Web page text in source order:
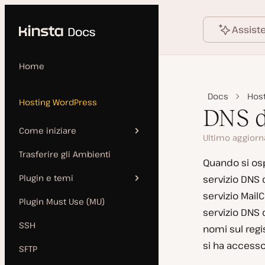
Home
Hosting WordPress
Come iniziare
Caratteristiche
Infrastruttura
Aggiungere un sito
Trasferire gli Ambienti
Plugin e temi
Plugin vietati e
incompatibili
Modalità di manutenzione
Plugin Must Use (MU)
SSH
SFTP
Docs
DNS
Ultimo
Quando si
servizio
servizio
servizio
nomi sul
si ha
Language